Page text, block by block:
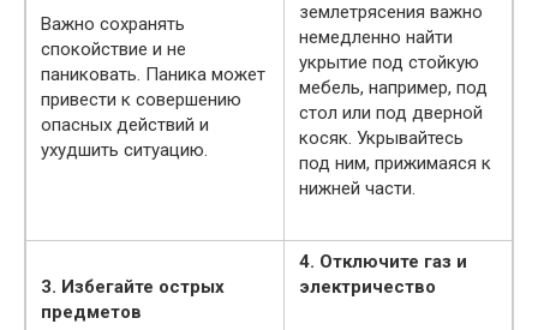
Важно сохранять
спокойствие и не
паниковать. Паника может
привести к совершению
опасных действий и
ухудшить ситуацию.
землетрясения важно
немедленно найти
укрытие под стойкую
мебель, например, под
стол или под дверной
косяк. Укрывайтесь
под ним, прижимаяся к
нижней части.
3. Избегайте острых
предметов
4. Отключите газ и
электричество